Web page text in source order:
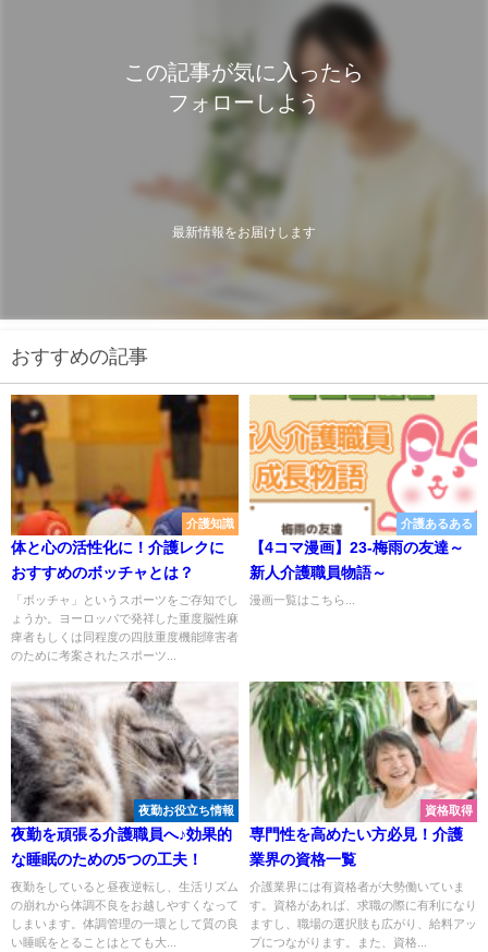
この記事が気に入ったら
フォローしよう
最新情報をお届けします
おすすめの記事
介護知識
体と心の活性化に！介護レクに
おすすめのボッチャとは？
「ボッチャ」というスポーツをご存知でし
ょうか。ヨーロッパで発祥した重度脳性麻
痺者もしくは同程度の四肢重度機能障害者
のために考案されたスポーツ...
介護あるある
【4コマ漫画】23-梅雨の友達～
新人介護職員物語～
漫画一覧はこちら...
夜勤お役立ち情報
夜勤を頑張る介護職員へ♪効果的
な睡眠のための5つの工夫！
夜勤をしていると昼夜逆転し、生活リズム
の崩れから体調不良をお越しやすくなって
しまいます。体調管理の一環として質の良
い睡眠をとることはとても大...
資格取得
専門性を高めたい方必見！介護
業界の資格一覧
介護業界には有資格者が大勢働いていま
す。資格があれば、求職の際に有利になり
ますし、職場の選択肢も広がり、給料アッ
プにつながります。また、資格...